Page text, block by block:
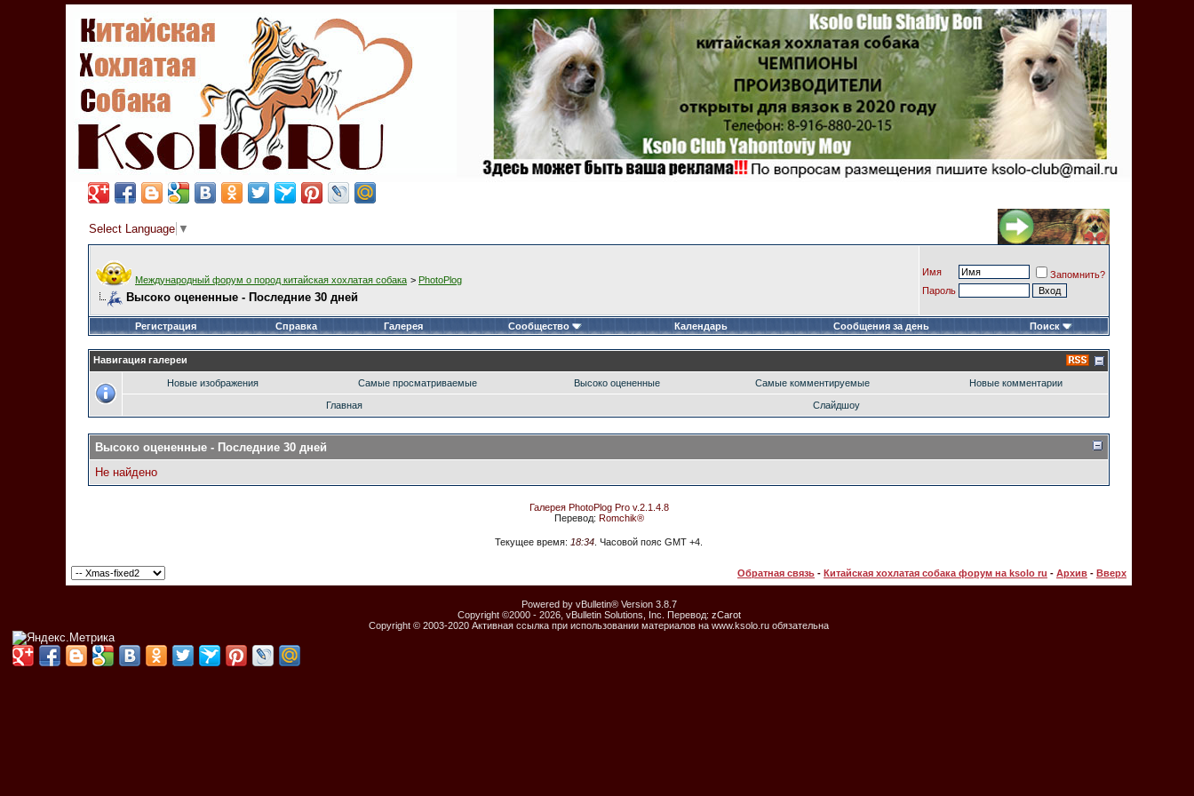
Select Language ▼
Международный форум о пород китайская хохлатая собака > PhotoPlog
Высоко оцененные - Последние 30 дней
Имя
Запомнить?
Пароль
Регистрация Справка Галерея Сообщество Календарь Сообщения за день Поиск
Навигация галереи
Новые изображения Самые просматриваемые Высоко оцененные Самые комментируемые Новые комментарии
Главная Слайдшоу
Высоко оцененные - Последние 30 дней
Не найдено
Галерея PhotoPlog Pro v.2.1.4.8
Перевод: Romchik®
Текущее время: 18:34 . Часовой пояс GMT +4.
Обратная связь - Китайская хохлатая собака форум на ksolo ru - Архив - Вверх
Powered by vBulletin® Version 3.8.7
Copyright ©2000 - 2026, vBulletin Solutions, Inc. Перевод: zCarot
Copyright © 2003-2020 Активная ссылка при использовании материалов на www.ksolo.ru обязательна